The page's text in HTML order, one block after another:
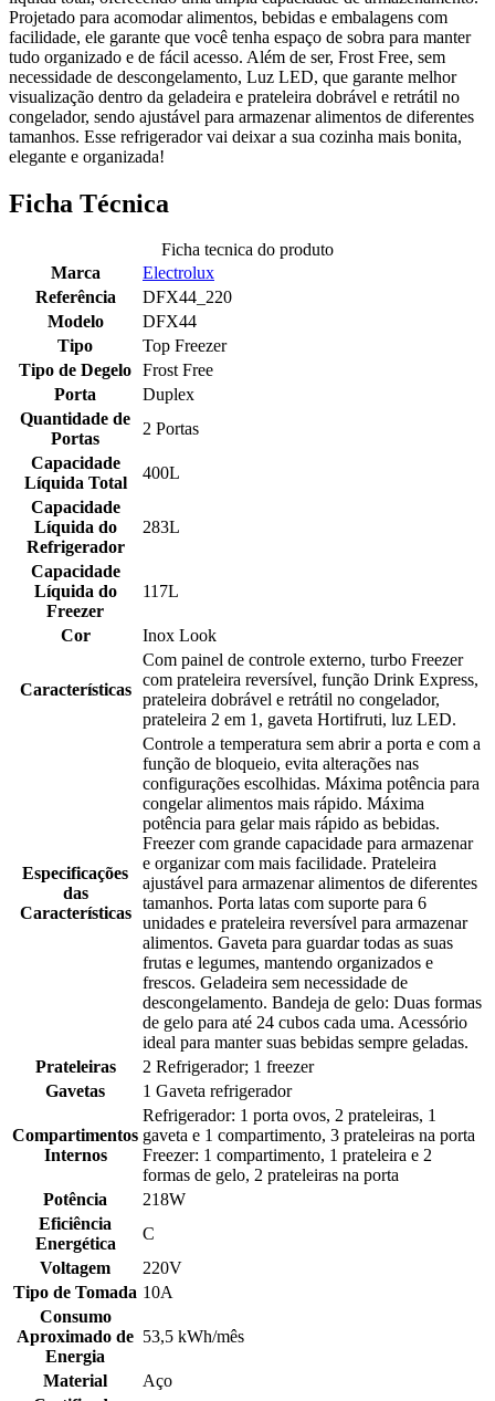
Projetado para acomodar alimentos, bebidas e embalagens com
facilidade, ele garante que você tenha espaço de sobra para manter
tudo organizado e de fácil acesso. Além de ser, Frost Free, sem
necessidade de descongelamento, Luz LED, que garante melhor
visualização dentro da geladeira e prateleira dobrável e retrátil no
congelador, sendo ajustável para armazenar alimentos de diferentes
tamanhos. Esse refrigerador vai deixar a sua cozinha mais bonita,
elegante e organizada!
Ficha Técnica
Ficha tecnica do produto
Marca
Electrolux
Referência
DFX44_220
Modelo
DFX44
Tipo
Top Freezer
Tipo de Degelo Frost Free
Porta
Duplex
Quantidade de
Portas
2 Portas
Capacidade
Líquida Total
400L
Capacidade
Líquida do
Refrigerador
283L
Capacidade
Líquida do
Freezer
117L
Cor Inox Look
Características
Com painel de controle externo, turbo Freezer
com prateleira reversível, função Drink Express,
prateleira dobrável e retrátil no congelador,
prateleira 2 em 1, gaveta Hortifruti, luz LED.
Especificações
das
Características
Controle a temperatura sem abrir a porta e com a
função de bloqueio, evita alterações nas
configurações escolhidas. Máxima potência para
congelar alimentos mais rápido. Máxima
potência para gelar mais rápido as bebidas.
Freezer com grande capacidade para armazenar
e organizar com mais facilidade. Prateleira
ajustável para armazenar alimentos de diferentes
tamanhos. Porta latas com suporte para 6
unidades e prateleira reversível para armazenar
alimentos. Gaveta para guardar todas as suas
frutas e legumes, mantendo organizados e
frescos. Geladeira sem necessidade de
descongelamento. Bandeja de gelo: Duas formas
de gelo para até 24 cubos cada uma. Acessório
ideal para manter suas bebidas sempre geladas.
Prateleiras
2 Refrigerador; 1 freezer
Gavetas
1 Gaveta refrigerador
Compartimentos
Internos
Refrigerador: 1 porta ovos, 2 prateleiras, 1
gaveta e 1 compartimento, 3 prateleiras na porta
Freezer: 1 compartimento, 1 prateleira e 2
formas de gelo, 2 prateleiras na porta
Potência
218W
Eficiência
Energética
C
Voltagem
220V
Tipo de Tomada 10A
Consumo
Aproximado de
Energia
53,5 kWh/mês
Material
Aço